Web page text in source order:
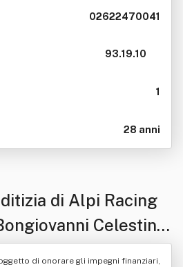
02622470041
93.19.10
1
28 anni
di Alpi Racing
Celestina
di onorare gli impegni finanziari,